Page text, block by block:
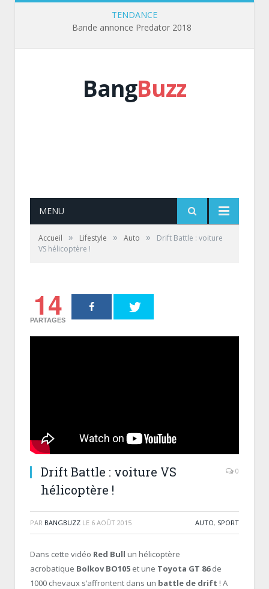
TENDANCE
Bande annonce Predator 2018
BangBuzz
MENU
Accueil » Lifestyle » Auto »
Drift Battle : voiture
VS hélicoptère !
14
PARTAGES
Drift Battle : voiture VS
hélicoptère !
0
PAR BANGBUZZ LE 6 AOÛT 2015 AUTO, SPORT
Dans cette vidéo Red Bull un hélicoptère
acrobatique Bolkov BO105 et une Toyota GT 86de
1000 chevaux s’affrontent dans un battle de drift ! A